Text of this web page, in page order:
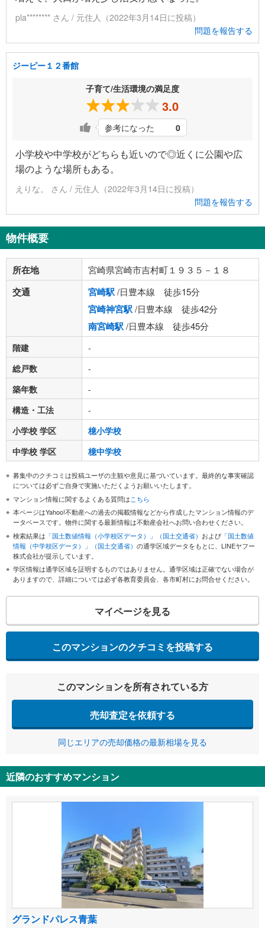
pla******** さん / 元住人（2022年3月14日に投稿）
問題を報告する
ジーピー１２番館
子育て/生活環境の満足度
3.0
参考になった 0
小学校や中学校がどちらも近いので◎近くに公園や広
場のような場所もある。
えりな。 さん / 元住人（2022年3月14日に投稿）
問題を報告する
物件概要
所在地 宮崎県宮崎市吉村町１９３５－１８
交通 宮崎駅/日豊本線 徒歩15分
宮崎神宮駅/日豊本線 徒歩42分
南宮崎駅/日豊本線 徒歩45分
階建
-
総戸数
-
築年数
-
構造・工法
-
小学校 学区
檍小学校
中学校 学区
檍中学校
募集中のクチコミは投稿ユーザの主観や意見に基づいています。最終的な事実確認
については必ずご自身で実施いただくようお願いいたします。
マンション情報に関するよくある質問はこちら
本ページはYahoo!不動産への過去の掲載情報などから作成したマンション情報のデ
ータベースです。物件に関する最新情報は不動産会社へお問い合わせください。
検索結果は 「国土数値情報（小学校区データ）」（国土交通省） および 「国土数値
情報（中学校区データ）」（国土交通省） の通学区域データをもとに、LINEヤフー
株式会社が提示しています。
学区情報は通学区域を証明するものではありません。通学区域は正確でない場合が
ありますので、詳細については必ず各教育委員会、各市町村にお問合せください。
マイページを見る
このマンションのクチコミを投稿する
このマンションを所有されている方
売却査定を依頼する
同じエリアの売却価格の最新相場を見る
近隣のおすすめマンション
グランドパレス青葉